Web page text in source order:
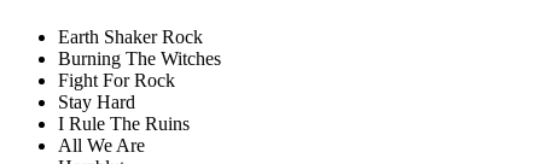
Earth Shaker Rock
Burning The Witches
Fight For Rock
Stay Hard
I Rule The Ruins
All We Are